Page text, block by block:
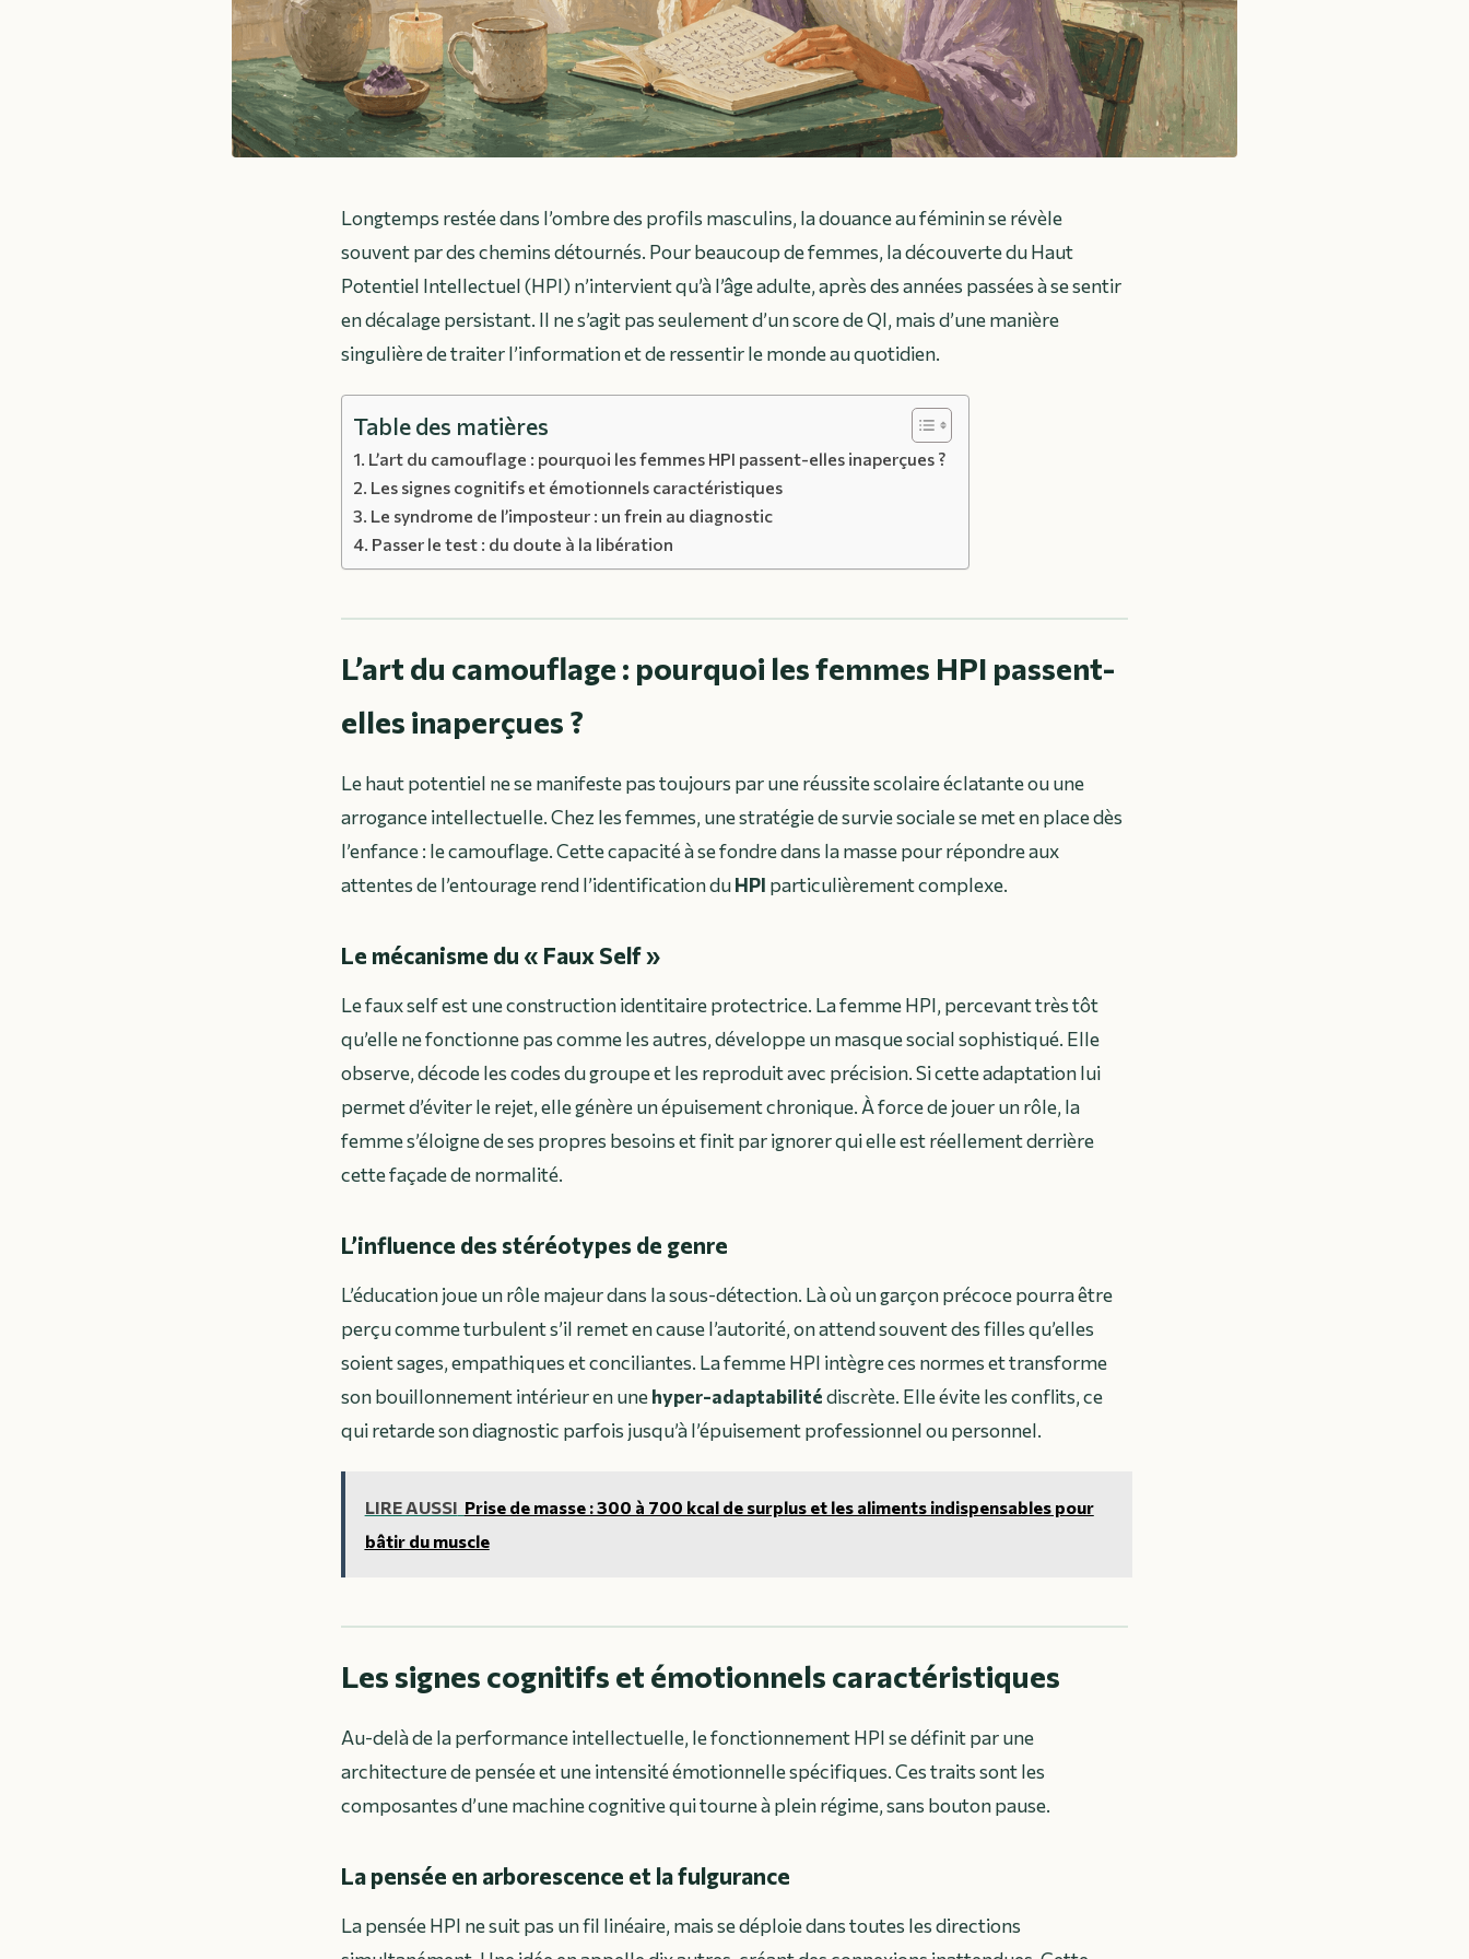
Longtemps restée dans l’ombre des profils masculins, la douance au féminin se révèle
souvent par des chemins détournés. Pour beaucoup de femmes, la découverte du Haut
Potentiel Intellectuel (HPI) n’intervient qu’à l’âge adulte, après des années passées à se sentir
en décalage persistant. Il ne s’agit pas seulement d’un score de QI, mais d’une manière
singulière de traiter l’information et de ressentir le monde au quotidien.
Table des matières
L’art du camouflage : pourquoi les femmes HPI passent-elles inaperçues ?
Les signes cognitifs et émotionnels caractéristiques
Le syndrome de l’imposteur : un frein au diagnostic
Passer le test : du doute à la libération
L’art du camouflage : pourquoi les femmes HPI passent-
elles inaperçues ?
Le haut potentiel ne se manifeste pas toujours par une réussite scolaire éclatante ou une
arrogance intellectuelle. Chez les femmes, une stratégie de survie sociale se met en place dès
l’enfance : le camouflage. Cette capacité à se fondre dans la masse pour répondre aux
attentes de l’entourage rend l’identification duHPI particulièrement complexe.
Le mécanisme du « Faux Self »
Le faux self est une construction identitaire protectrice. La femme HPI, percevant très tôt
qu’elle ne fonctionne pas comme les autres, développe un masque social sophistiqué. Elle
observe, décode les codes du groupe et les reproduit avec précision. Si cette adaptation lui
permet d’éviter le rejet, elle génère un épuisement chronique. À force de jouer un rôle, la
femme s’éloigne de ses propres besoins et finit par ignorer qui elle est réellement derrière
cette façade de normalité.
L’influence des stéréotypes de genre
L’éducation joue un rôle majeur dans la sous-détection. Là où un garçon précoce pourra être
perçu comme turbulent s’il remet en cause l’autorité, on attend souvent des filles qu’elles
soient sages, empathiques et conciliantes. La femme HPI intègre ces normes et transforme
son bouillonnement intérieur en unehyper-adaptabilitédiscrète. Elle évite les conflits, ce
qui retarde son diagnostic parfois jusqu’à l’épuisement professionnel ou personnel.
LIRE AUSSI Prise de masse : 300 à 700 kcal de surplus et les aliments indispensables pour
bâtir du muscle
Les signes cognitifs et émotionnels caractéristiques
Au-delà de la performance intellectuelle, le fonctionnement HPI se définit par une
architecture de pensée et une intensité émotionnelle spécifiques. Ces traits sont les
composantes d’une machine cognitive qui tourne à plein régime, sans bouton pause.
La pensée en arborescence et la fulgurance
La pensée HPI ne suit pas un fil linéaire, mais se déploie dans toutes les directions